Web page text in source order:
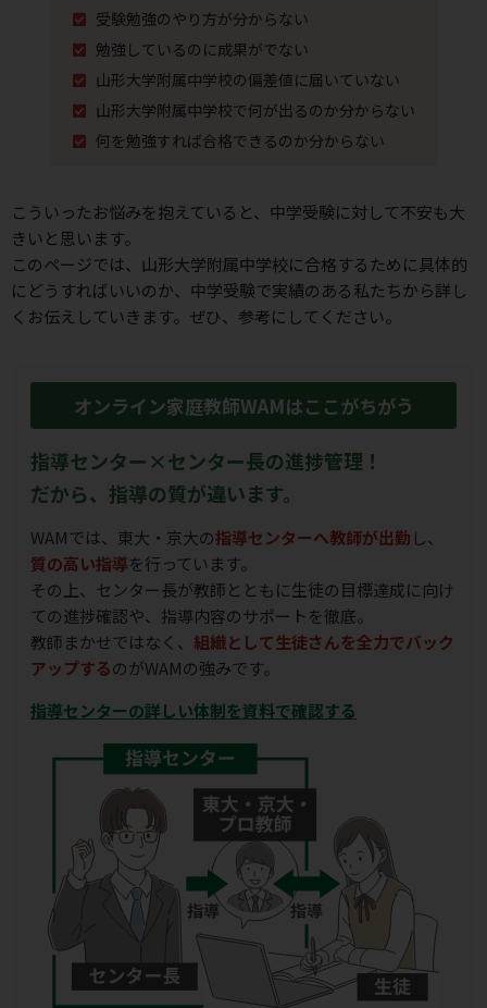
受験勉強のやり⽅が分からない
勉強しているのに成果がでない
山形大学附属中学校の偏差値に届いていない
山形大学附属中学校で何が出るのか分からない
何を勉強すれば合格できるのか分からない
こういったお悩みを抱えていると、中学受験に対して不安も⼤
きいと思います。
このページでは、山形大学附属中学校に合格するために具体的
にどうすればいいのか、 中学受験で実績のある私たちから詳し
くお伝えしていきます。ぜひ、参考にしてください。
オンライン家庭教師WAMはここがちがう
指導センター×センター長の進捗管理！
だから、指導の質が違います。
WAMでは、東大・京大の指導センターへ教師が出勤 し、
質の高い指導を行っています。
その上、センター長が教師とともに生徒の目標達成に向け
ての進捗確認や、指導内容のサポートを徹底。
教師まかせではなく、 組織として生徒さんを全力でバック
アップするのがWAMの強みです。
指導センターの詳しい体制を資料で確認する